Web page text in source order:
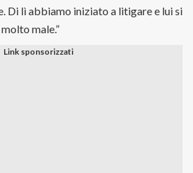
Di lì abbiamo iniziato a litigare e lui si
male.”